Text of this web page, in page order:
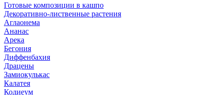
Готовые композиции в кашпо
Декоративно-лиственные растения
Аглаонема
Ананас
Арека
Бегония
Диффенбахия
Драцены
Замиокулькас
Калатея
Кодиеум